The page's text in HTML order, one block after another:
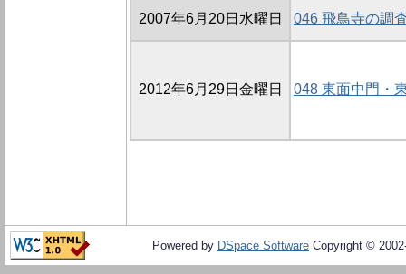
2007年6月20日水曜日 046 飛鳥寺の調
2012年6月29日金曜日 048 東面中門・
Powered by DSpace Software Copyright ©